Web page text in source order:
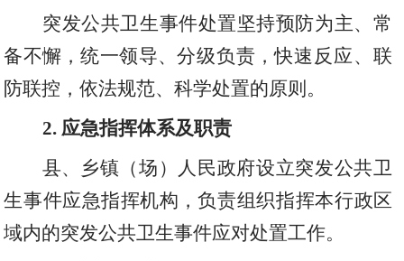
突发公共卫生事件处置坚持预防为主、常
备不懈 ，统一领导、分级负责 ，快速反应、联
防联控 ，依法规范、科学处置的原则。
2. 应急指挥体系及职责
县、
乡镇（场）人民政府设立突发公共卫
生事件应急指挥机构 ，负责组织指挥本行政区
域内的突发公共卫生事件应对处置工作。